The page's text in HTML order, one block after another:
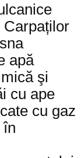
Carpaților
apă
şi
cu ape
cu gaz
în